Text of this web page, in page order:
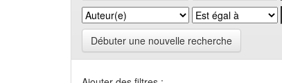
Débuter une nouvelle recherche